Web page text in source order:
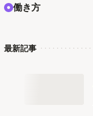
働き方
最新記事